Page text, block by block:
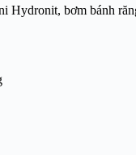
Hydronit, bơm bánh